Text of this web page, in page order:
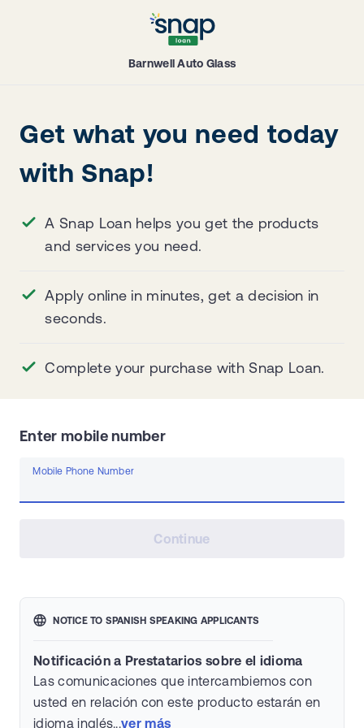
Barnwell Auto Glass
Get what you need today
with Snap!
A Snap Loan helps you get the products
and services you need.
Apply online in minutes, get a decision in
seconds.
Complete your purchase with Snap Loan.
Enter mobile number
Mobile Phone Number
Continue
NOTICE TO SPANISH SPEAKING APPLICANTS
Notificación a Prestatarios sobre el idioma
Las comunicaciones que intercambiemos con
usted en relación con este producto estarán en
idioma inglés...ver más